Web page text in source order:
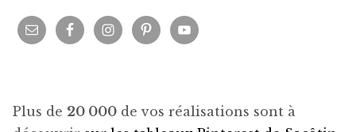
Plus de 20 000 de vos réalisations sont à